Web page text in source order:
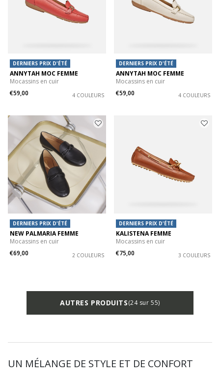
DERNIERS PRIX D'ÉTÉ
ANNYTAH MOC FEMME
Mocassins en cuir
€59,00
4 COULEURS
DERNIERS PRIX D'ÉTÉ
ANNYTAH MOC FEMME
Mocassins en cuir
€59,00
4 COULEURS
DERNIERS PRIX D'ÉTÉ
NEW PALMARIA FEMME
Mocassins en cuir
€69,00
2 COULEURS
DERNIERS PRIX D'ÉTÉ
KALISTENA FEMME
Mocassins en cuir
€75,00
3 COULEURS
AUTRES PRODUITS(24 sur 55)
UN MÉLANGE DE STYLE ET DE CONFORT